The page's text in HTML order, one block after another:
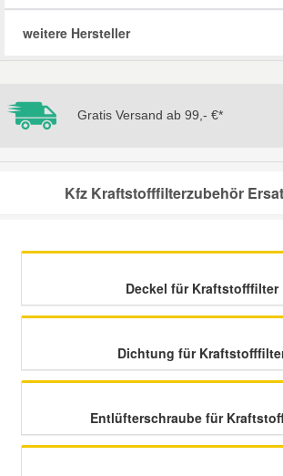
weitere Hersteller
Gratis Versand ab 99,- €*
Kfz Kraftstofffilterzubehör
Deckel für Kraftstofffilter
Dichtung für
Entlüfterschraube für
Mazda Ersatzteile
Mitsubishi Ersatzteile
Nissan Ersatzteile
Porsche Ersatzteile
Seat Ersatzteile